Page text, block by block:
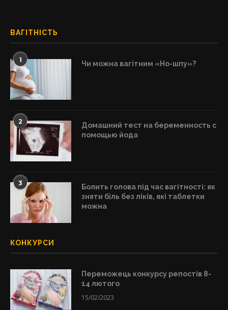
ВАГІТНІСТЬ
1 Чи можна вагітним «Но-шпу»?
2
Домашний тест на беременность с
помощью йода
3
Болить голова під час вагітності: як
зняти біль без ліків, які таблетки
можна
КОНКУРСИ
Переможець конкурсу репостів 8-
14 лютого
15/02/2023